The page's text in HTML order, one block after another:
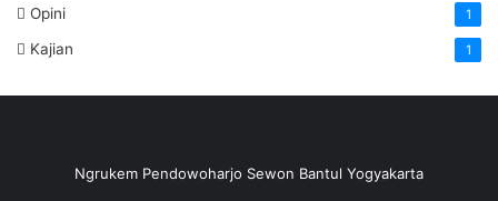
Opini 1
Kajian 1
Ngrukem Pendowoharjo Sewon Bantul Yogyakarta